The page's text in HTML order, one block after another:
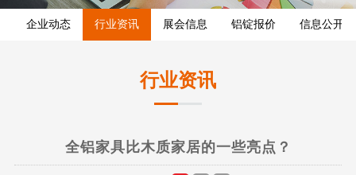
企业动态 行业资讯 展会信息 铝锭报价 信息公开
行业资讯
全铝家具比木质家居的一些亮点？